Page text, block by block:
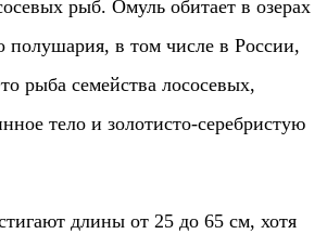
рыб. Омуль обитает в озерах
полушария, в том числе в России,
рыба семейства лососевых,
тело и золотисто-серебристую
длины от 25 до 65 см, хотя